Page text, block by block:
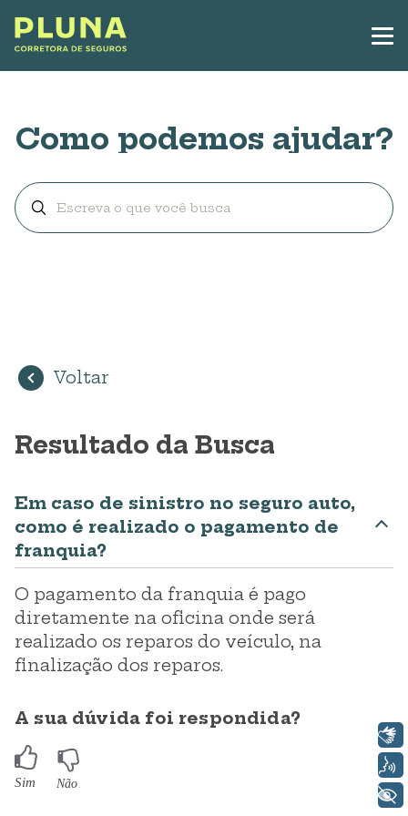
Como podemos ajudar?
Voltar
Resultado da Busca
Em caso de sinistro no seguro auto,
como é realizado o pagamento de
franquia?
O pagamento da franquia é pago
diretamente na oficina onde será
realizado os reparos do veículo, na
finalização dos reparos.
A sua dúvida foi respondida?